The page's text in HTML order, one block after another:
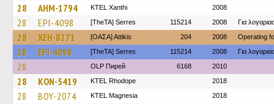
28 AHM-1794 KTEL Xanthi 2008
28 EPI-4098 [TheTA] Serres 115214 2008 Για
28 XEH-8271 [ΟΑΣΑ] Αttikis 204 2008 Operating
28 EPI-4098 [TheTA] Serres 115214 2008 Για
28 OLP Пирей 6168 2010
28 KON-5419 KTEL Rhodope 2018
28 BOY-2074 ΚΤΕL Magnesia 2018